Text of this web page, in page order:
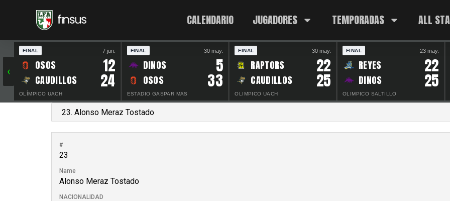
CALENDARIO JUGADORES TEMPORADAS ALL
‹
FINAL 7 jun.
OSOS 12
CAUDILLOS 24
OLÍMPICO UACH
FINAL 30 may.
DINOS 5
OSOS 33
ESTADIO GASPAR MAS
FINAL 30 may.
RAPTORS 22
CAUDILLOS 25
OLIMPICO UACH
FINAL 23 may.
REYES 22
DINOS 25
OLIMPICO SALTILLO
#
23
Name
Alonso Meraz Tostado
NACIONALIDAD